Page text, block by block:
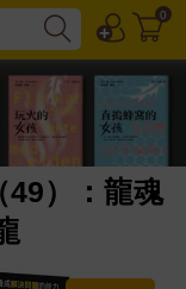
0
49）：龍魂